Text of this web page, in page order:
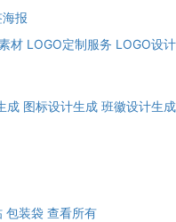
海报
材 LOGO定制服务 LOGO设计
成 图标设计生成 班徽设计生成
包装袋 查看所有